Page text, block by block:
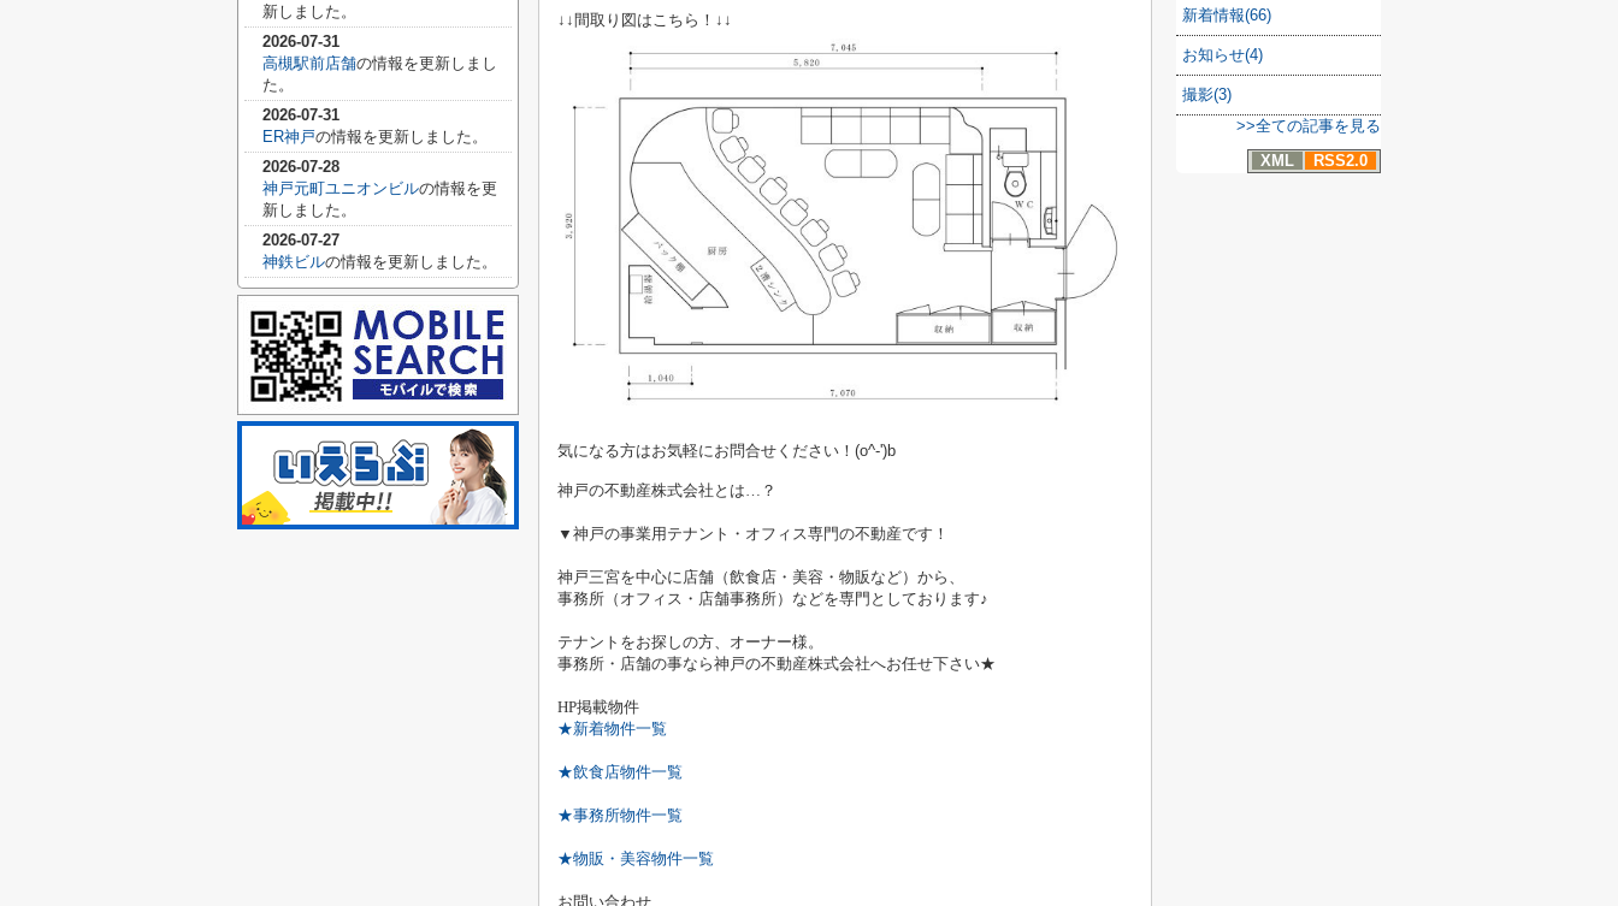
↓↓間取り図はこちら！↓↓
気になる方はお気軽にお問合せください！(o^-')b
神戸の不動産株式会社とは…？
▼神戸の事業用テナント・オフィス専門の不動産です！
神戸三宮を中心に店舗（飲食店・美容・物販など）から、
事務所（オフィス・店舗事務所）などを専門としております♪
テナントをお探しの方、オーナー様。
事務所・店舗の事なら神戸の不動産株式会社へお任せ下さい★
HP掲載物件
★新着物件一覧
★飲食店物件一覧
★事務所物件一覧
★物販・美容物件一覧
お問い合わせ
新着情報(66)
お知らせ(4)
撮影(3)
>>全ての記事を見る
XML
RSS2.0
新しました。
2026-07-31
高槻駅前店舗の情報を更新しまし
た。
2026-07-31
ER神戸の情報を更新しました。
2026-07-28
神戸元町ユニオンビルの情報を更
新しました。
2026-07-27
神鉄ビルの情報を更新しました。